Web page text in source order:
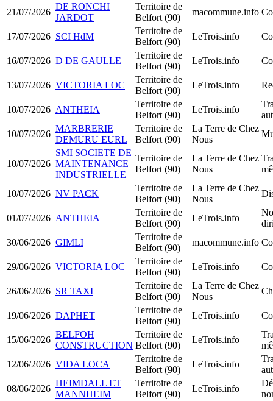
21/07/2026
DE RONCHI
JARDOT
Territoire de
Belfort (90)
macommune.info
17/07/2026 SCI HdM
Territoire de
Belfort (90)
LeTrois.info
16/07/2026 D DE GAULLE
Territoire de
Belfort (90)
LeTrois.info
13/07/2026 VICTORIA LOC
Territoire de
Belfort (90)
LeTrois.info
10/07/2026 ANTHEIA
Territoire de
Belfort (90)
LeTrois.info
10/07/2026
MARBRERIE
DEMURU EURL
Territoire de
Belfort (90)
La Terre de Chez
Nous
10/07/2026
SMI SOCIETE DE
MAINTENANCE
INDUSTRIELLE
Territoire de
Belfort (90)
La Terre de Chez
Nous
10/07/2026 NV PACK
Territoire de
Belfort (90)
La Terre de Chez
Nous
01/07/2026 ANTHEIA
Territoire de
Belfort (90)
LeTrois.info
30/06/2026 GIMLI
Territoire de
Belfort (90)
macommune.info
29/06/2026 VICTORIA LOC
Territoire de
Belfort (90)
LeTrois.info
26/06/2026 SR TAXI
Territoire de
Belfort (90)
La Terre de Chez
Nous
19/06/2026 DAPHET
Territoire de
Belfort (90)
LeTrois.info
15/06/2026
BELFOH
CONSTRUCTION
Territoire de
Belfort (90)
LeTrois.info
12/06/2026 VIDA LOCA
Territoire de
Belfort (90)
LeTrois.info
08/06/2026
HEIMDALL ET
MANNHEIM
Territoire de
Belfort (90)
LeTrois.info